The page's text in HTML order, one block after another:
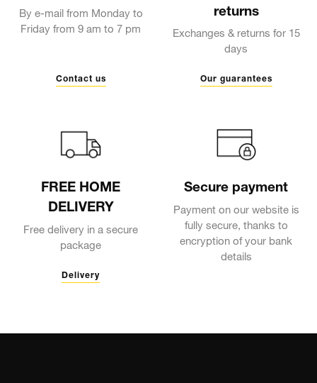
By e-mail from Monday to
Friday from 9 am to 7 pm
Contact us
returns
Exchanges & returns for 15
days
Our guarantees
FREE HOME
DELIVERY
Free delivery in a secure
package
Delivery
Secure payment
Payment on our website is
fully secure, thanks to
encryption of your bank
details